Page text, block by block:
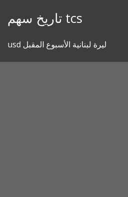
تاريخ سهم tcs
usd ليرة لبنانية الأسبوع المقبل